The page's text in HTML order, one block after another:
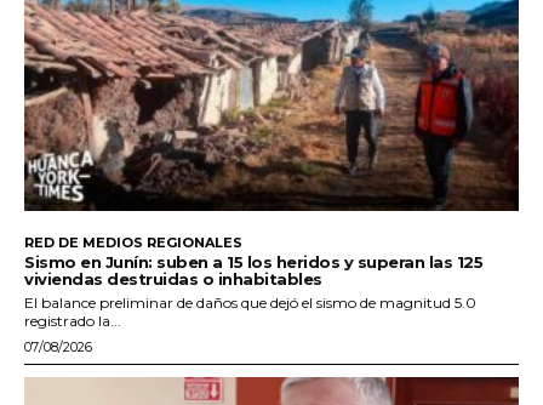
RED DE MEDIOS REGIONALES
Sismo en Junín: suben a 15 los heridos y superan las 125
viviendas destruidas o inhabitables
El balance preliminar de daños que dejó el sismo de magnitud 5.0
registrado la...
07/08/2026